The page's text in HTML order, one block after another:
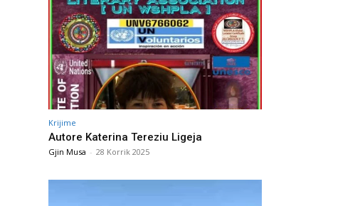
Krijime
Autore Katerina Tereziu Ligeja
Gjin Musa - 28 Korrik 2025